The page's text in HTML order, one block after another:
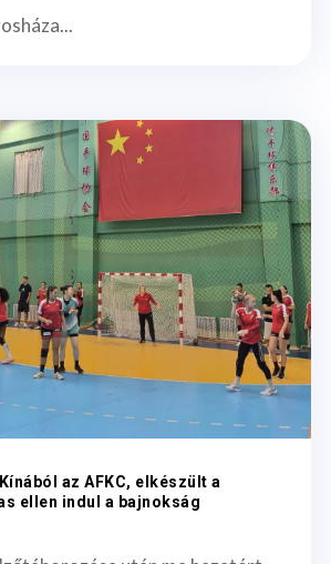
az AFKC, elkészült a
ellen indul a bajnokság